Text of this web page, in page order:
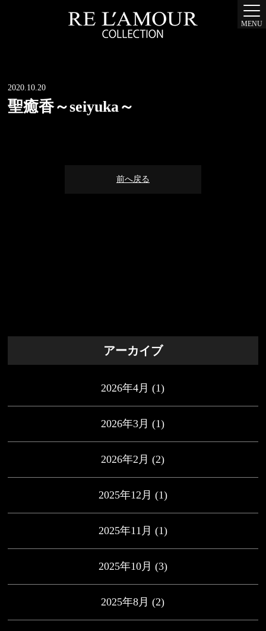
MENU
2020.10.20
聖癒香～seiyuka～
前へ戻る
アーカイブ
2026年4月 (1)
2026年3月 (1)
2026年2月 (2)
2025年12月 (1)
2025年11月 (1)
2025年10月 (3)
2025年8月 (2)